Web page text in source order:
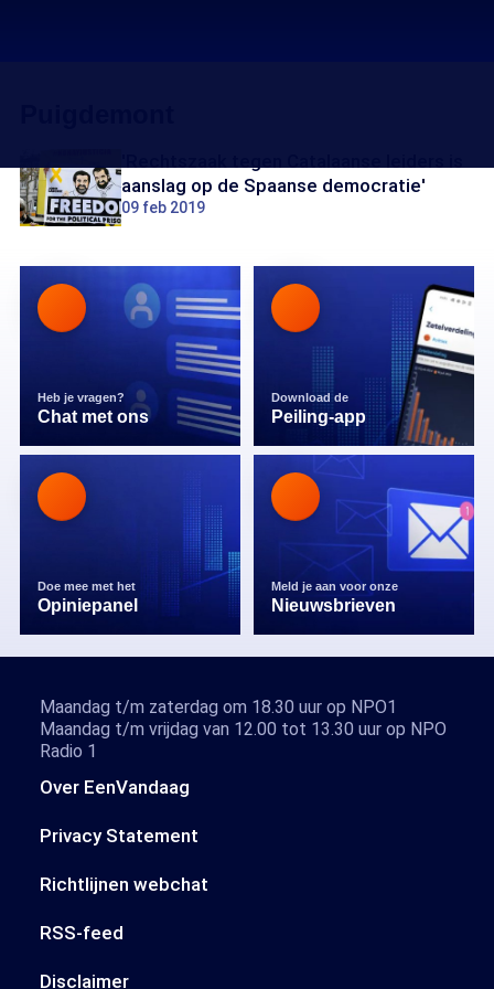
aanslag op de Spaanse democratie'
09 feb 2019
Heb je vragen?
Chat met ons
Download de
Peiling-app
Doe mee met het
Opiniepanel
Meld je aan voor onze
Nieuwsbrieven
Over EenVandaag
Privacy Statement
Richtlijnen webchat
RSS-feed
Disclaimer
Maandag t/m zaterdag om 18.30 uur op NPO1
Maandag t/m vrijdag van 12.00 tot 13.30 uur op NPO
Radio 1